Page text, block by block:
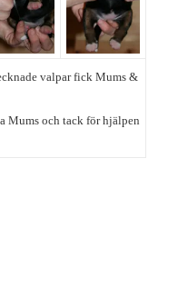
valpar fick Mums &
Mums och tack för hjälpen